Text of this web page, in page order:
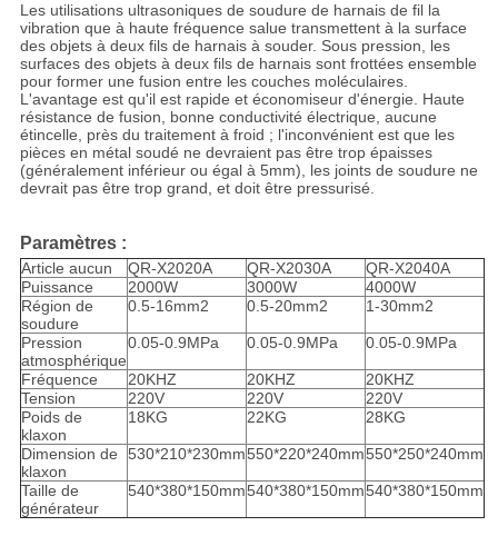
Les utilisations ultrasoniques de soudure de harnais de fil la
vibration que à haute fréquence salue transmettent à la surface
des objets à deux fils de harnais à souder. Sous pression, les
surfaces des objets à deux fils de harnais sont frottées ensemble
pour former une fusion entre les couches moléculaires.
L'avantage est qu'il est rapide et économiseur d'énergie. Haute
résistance de fusion, bonne conductivité électrique, aucune
étincelle, près du traitement à froid ; l'inconvénient est que les
pièces en métal soudé ne devraient pas être trop épaisses
(généralement inférieur ou égal à 5mm), les joints de soudure ne
devrait pas être trop grand, et doit être pressurisé.
Paramètres :
Article aucun QR-X2020A QR-X2030A
QR-X2040A
Puissance
2000W 3000W
4000W
Région de
soudure
0.5-16mm2 0.5-20mm2 1-30mm2
Pression
atmosphérique
0.05-0.9MPa 0.05-0.9MPa 0.05-0.9MPa
Fréquence 20KHZ 20KHZ
20KHZ
Tension
220V 220V
220V
Poids de
klaxon
18KG 22KG 28KG
Dimension de
klaxon
530*210*230mm550*220*240mm550*250*240mm
Taille de
générateur
540*380*150mm540*380*150mm540*380*150mm